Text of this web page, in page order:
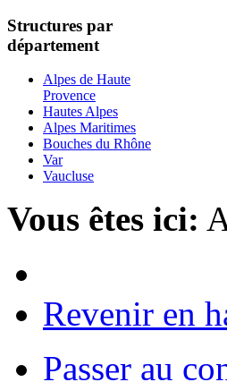
Structures par
département
Alpes de Haute
Provence
Hautes Alpes
Alpes Maritimes
Bouches du Rhône
Var
Vaucluse
Vous êtes ici:
Revenir en
Passer au